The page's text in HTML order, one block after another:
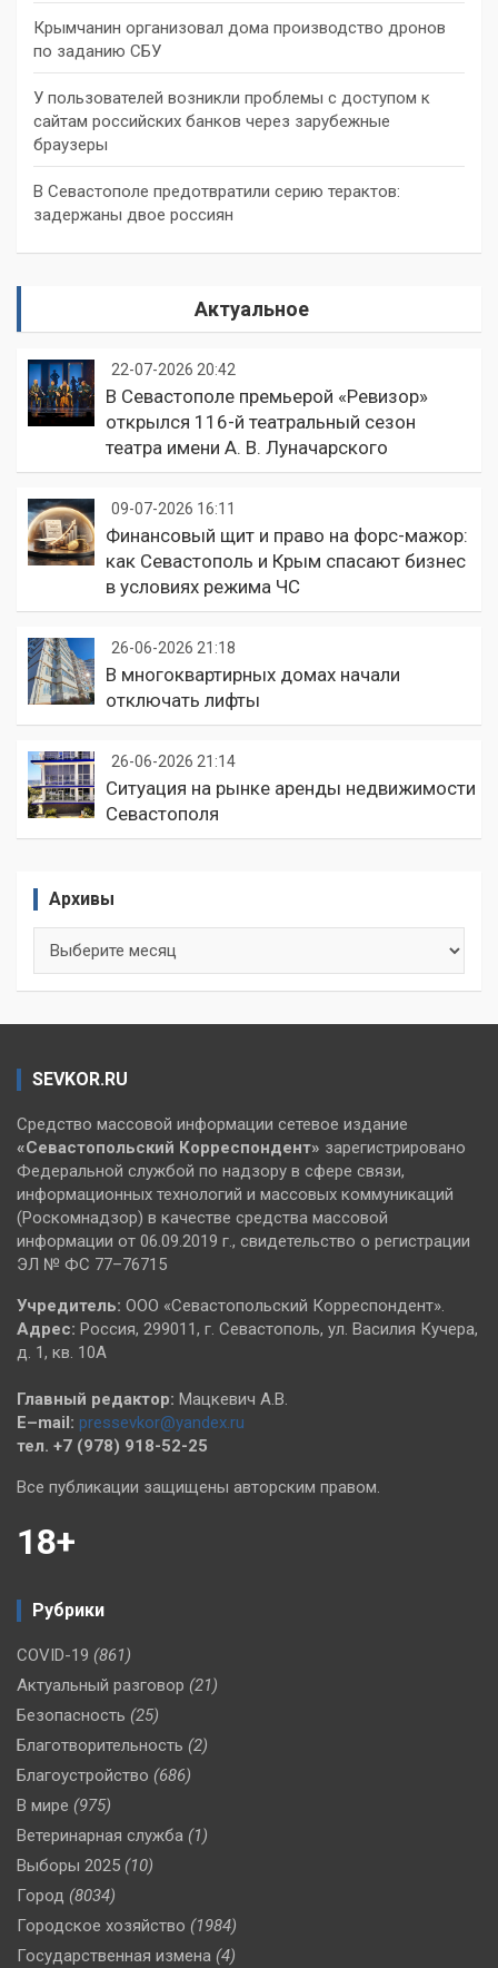
Крымчанин организовал дома производство дронов
по заданию СБУ
У пользователей возникли проблемы с доступом к
сайтам российских банков через зарубежные
браузеры
В Севастополе предотвратили серию терактов:
задержаны двое россиян
Актуальное
22-07-2026 20:42
В Севастополе премьерой «Ревизор»
открылся 116-й театральный сезон
театра имени А. В. Луначарского
09-07-2026 16:11
Финансовый щит и право на форс-мажор:
как Севастополь и Крым спасают бизнес
в условиях режима ЧС
26-06-2026 21:18
В многоквартирных домах начали
отключать лифты
26-06-2026 21:14
Ситуация на рынке аренды недвижимости
Севастополя
Архивы
SEVKOR.RU
Средство массовой информации сетевое издание
«Севастопольский Корреспондент» зарегистрировано
Федеральной службой по надзору в сфере связи,
информационных технологий и массовых коммуникаций
(Роскомнадзор) в качестве средства массовой
информации от 06.09.2019 г., свидетельство о регистрации
ЭЛ № ФС 77–76715
Учредитель: ООО «Севастопольский Корреспондент».
Адрес: Россия, 299011, г. Севастополь, ул. Василия Кучера,
д. 1, кв. 10А
Главный редактор: Мацкевич А.В.
E–mail: pressevkor@yandex.ru
тел. +7 (978) 918-52-25
Все публикации защищены авторским правом.
18+
Рубрики
COVID-19 (861)
Актуальный разговор (21)
Безопасность (25)
Благотворительность (2)
Благоустройство (686)
В мире (975)
Ветеринарная служба (1)
Выборы 2025 (10)
Город (8034)
Городское хозяйство (1984)
Государственная измена (4)